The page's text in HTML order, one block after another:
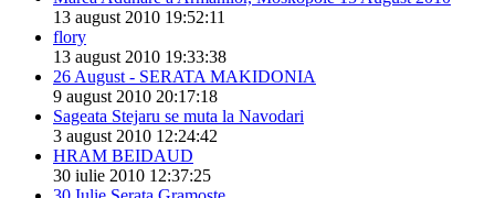
13 august 2010 19:52:11
flory
13 august 2010 19:33:38
26 August - SERATA MAKIDONIA
9 august 2010 20:17:18
Sageata Stejaru se muta la Navodari
3 august 2010 12:24:42
HRAM BEIDAUD
30 iulie 2010 12:37:25